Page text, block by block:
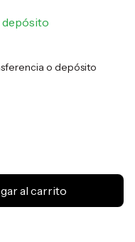
depósito
o depósito